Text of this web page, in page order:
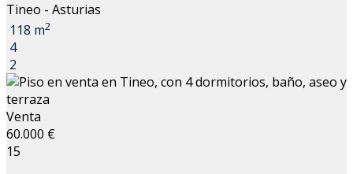
Tineo - Asturias
118 m2
4
2
Venta
60.000 €
15